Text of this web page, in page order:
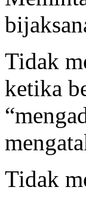
Tidak
ketika
Tidak